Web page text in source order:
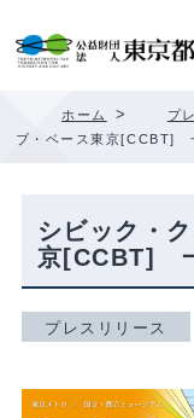
ホーム > プ
ブ・ベース東京[CCBT]
シビック・
京[CCBT]
プレスリリース